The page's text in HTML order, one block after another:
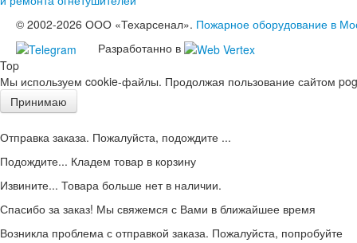
© 2002-2026 ООО «Техарсенал». Пожарное оборудование в
Разработанно в
Top
Мы используем cookie-файлы. Продолжая пользование сайтом
Принимаю
Отправка заказа. Пожалуйста, подождите ...
Подождите... Кладем товар в корзину
Извините... Товара больше нет в наличии.
Спасибо за заказ! Мы свяжемся с Вами в ближайшее время
Возникла проблема с отправкой заказа. Пожалуйста, попробуйте